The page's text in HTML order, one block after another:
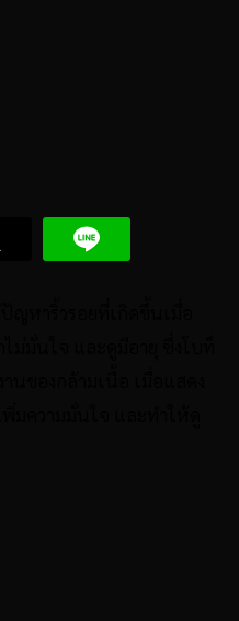
ญหาริ้วรอยที่เกิดขึ้นเมื่อ
ม่มั่นใจ และดูมีอายุ ซึ่งโบท็
นของกล้ามเนื้อ เมื่อแสดง